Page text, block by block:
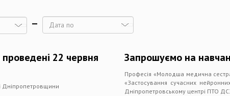
22 червня
Дніпропетровщини
Запрошуємо на
Професія «Молодша медична
«Застосування сучасних
Дніпропетровському центрі ПТО